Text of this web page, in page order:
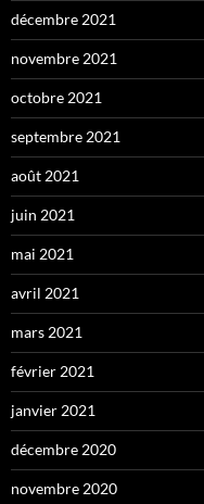
décembre 2021
novembre 2021
octobre 2021
septembre 2021
août 2021
juin 2021
mai 2021
avril 2021
mars 2021
février 2021
janvier 2021
décembre 2020
novembre 2020